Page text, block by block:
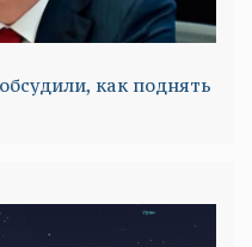
как поднять